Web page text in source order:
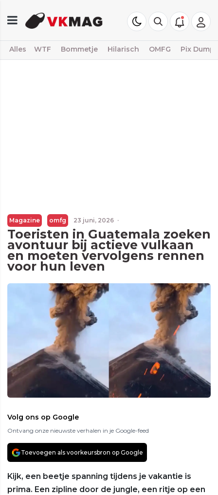
Alles WTF Bommetje Hilarisch OMFG Pix Dump
Magazine omfg 23 juni, 2026 ·
Toeristen in Guatemala zoeken
avontuur bij actieve vulkaan
en moeten vervolgens rennen
voor hun leven
Volg ons op Google
Ontvang onze nieuwste verhalen in je Google-feed
Toevoegen als voorkeursbron op Google
Kijk, een beetje spanning tijdens je vakantie is
prima. Een zipline door de jungle, een ritje op een